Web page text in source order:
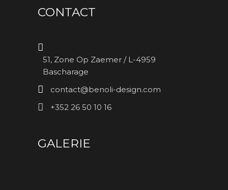
CONTACT
51, Zone Op Zaemer / L-4959
Bascharage
contact@benoli-design.com
+352 26 50 10 16
GALERIE